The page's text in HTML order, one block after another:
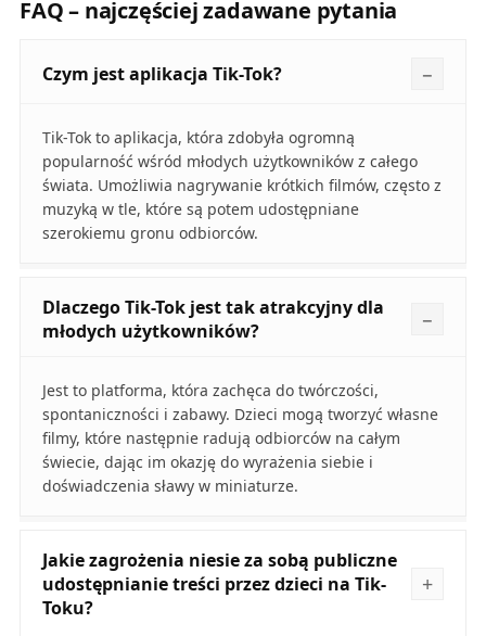
FAQ – najczęściej zadawane pytania
Czym jest aplikacja Tik-Tok?
Tik-Tok to aplikacja, która zdobyła ogromną
popularność wśród młodych użytkowników z całego
świata. Umożliwia nagrywanie krótkich filmów, często z
muzyką w tle, które są potem udostępniane
szerokiemu gronu odbiorców.
Dlaczego Tik-Tok jest tak atrakcyjny dla
młodych użytkowników?
Jest to platforma, która zachęca do twórczości,
spontaniczności i zabawy. Dzieci mogą tworzyć własne
filmy, które następnie radują odbiorców na całym
świecie, dając im okazję do wyrażenia siebie i
doświadczenia sławy w miniaturze.
Jakie zagrożenia niesie za sobą publiczne
udostępnianie treści przez dzieci na Tik-
Toku?